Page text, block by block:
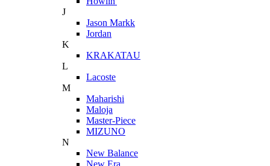
J
Jason Markk
Jordan
K
KRAKATAU
L
Lacoste
M
Maharishi
Maloja
Master-Piece
MIZUNO
N
New Balance
New Era